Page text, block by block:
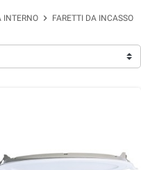
INTERNO chevron_right FARETTI DA INCASSO